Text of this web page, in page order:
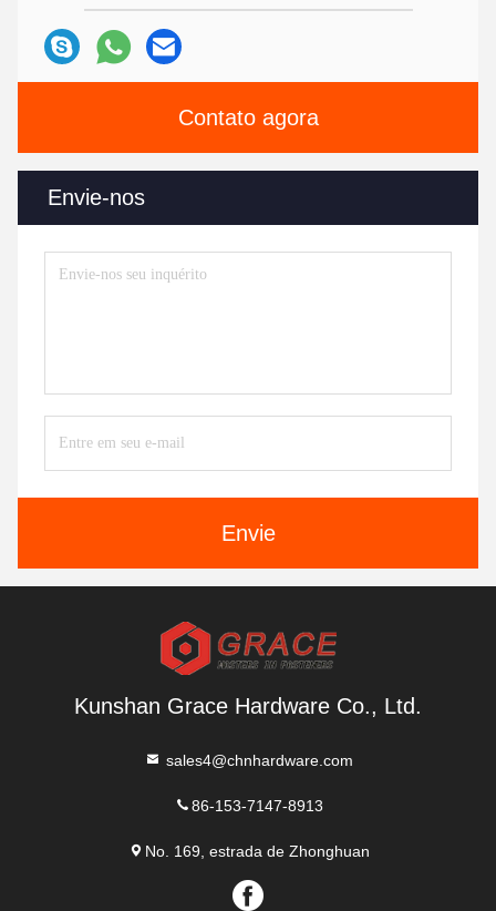
Contato agora
Envie-nos
Envie
Kunshan Grace Hardware Co., Ltd.
sales4@chnhardware.com
86-153-7147-8913
No. 169, estrada de Zhonghuan